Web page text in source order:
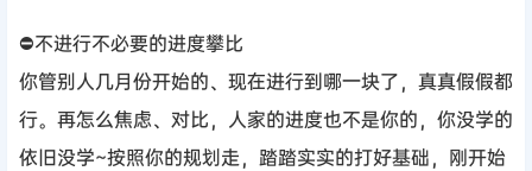
⛔不进行不必要的进度攀比
你管别人几月份开始的、现在进行到哪一块了，真真假假都
行。再怎么焦虑、对比，人家的进度也不是你的，你没学的
依旧没学~按照你的规划走，踏踏实实的打好基础，刚开始